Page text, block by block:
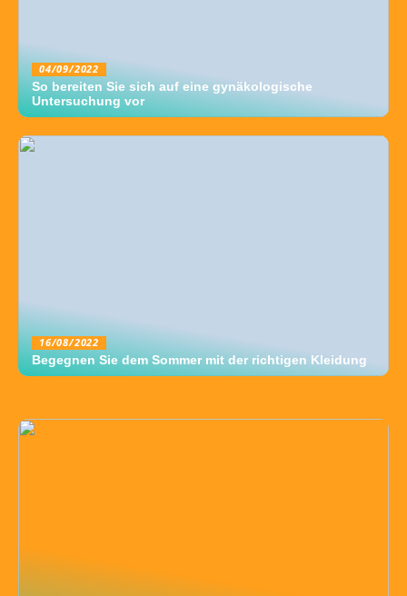
04/09/2022
So bereiten Sie sich auf eine gynäkologische
Untersuchung vor
16/08/2022
Begegnen Sie dem Sommer mit der richtigen Kleidung